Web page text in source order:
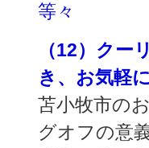
等々
（12）クー
き、お気軽
苫小牧市の
グオフの意